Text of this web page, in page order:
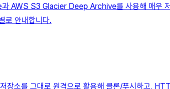
AWS S3 Glacier Deep Archive를 사용해 매우
로 안내합니다.
장소를 그대로 원격으로 활용해 클론/푸시하고,